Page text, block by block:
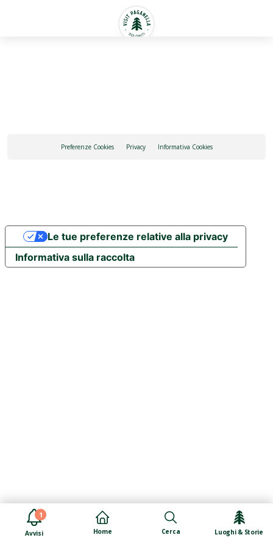
1
Avvisi Home Cerca Luoghi & Storie
Preferenze Cookies Privacy Informativa Cookies
Informativa sulla raccolta
Le tue preferenze relative alla privacy